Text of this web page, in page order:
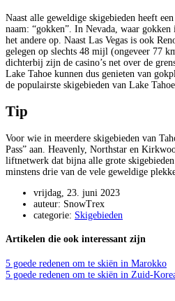
Naast alle geweldige skigebieden heeft
naam: “gokken”. In Nevada, waar gokken
het andere op. Naast Las Vegas is ook
gelegen op slechts 48 mijl (ongeveer 77
dichterbij zijn de casino’s net over de
Lake Tahoe kunnen dus genieten van
de populairste skigebieden van Lake Tahoe.
Tip
Voor wie in meerdere skigebieden van
Pass” aan. Heavenly, Northstar en
liftnetwerk dat bijna alle grote
minstens drie van de vele geweldige
vrijdag, 23. juni 2023
auteur: SnowTrex
categorie: Skigebieden
Artikelen die ook interessant zijn
5 goede redenen om te skiën in Marokko
5 goede redenen om te skiën in Zuid-